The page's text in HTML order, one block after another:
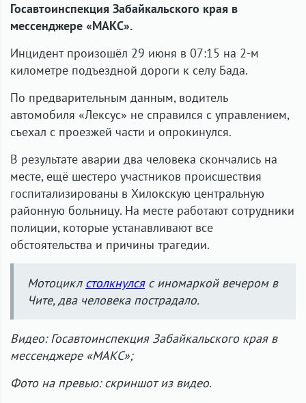
Госавтоинспекция Забайкальского края в
мессенджере «МАКС».
Инцидент произошёл 29 июня в 07:15 на 2-м
километре подъездной дороги к селу Бада.
По предварительным данным, водитель
автомобиля «Лексус» не справился с управлением,
съехал с проезжей части и опрокинулся.
В результате аварии два человека скончались на
месте, ещё шестеро участников происшествия
госпитализированы в Хилокскую центральную
районную больницу. На месте работают сотрудники
полиции, которые устанавливают все
обстоятельства и причины трагедии.
Мотоцикл столкнулсяс иномаркой вечером в
Чите, два человека пострадало.
Видео: Госавтоинспекция Забайкальского края в
мессенджере «МАКС»;
Фото на превью: скриншот из видео.